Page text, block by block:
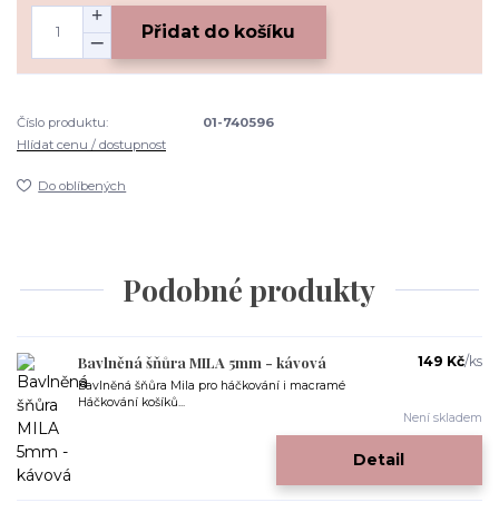
Přidat do košíku
Číslo produktu:
01-740596
Hlídat cenu / dostupnost
Do oblíbených
Podobné produkty
Bavlněná šňůra MILA 5mm - kávová
Bavlněná šňůra Mila pro háčkování i macramé
Háčkování košíků...
149 Kč/ks
Není skladem
Detail